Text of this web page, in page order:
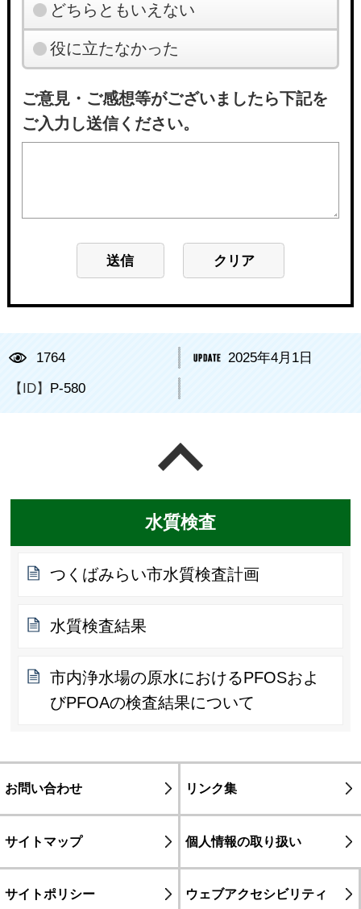
どちらともいえない
役に立たなかった
ご意見・ご感想等がございましたら下記を
ご入力し送信ください。
1764 2025年4月1日
【ID】 P-580
水質検査
つくばみらい市水質検査計画
水質検査結果
市内浄水場の原水におけるPFOSおよ
びPFOAの検査結果について
お問い合わせ リンク集
サイトマップ 個人情報の取り扱い
サイトポリシー ウェブアクセシビリティ